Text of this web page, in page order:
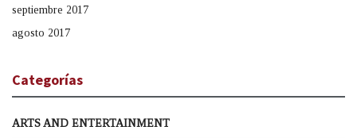
septiembre 2017
agosto 2017
Categorías
ARTS AND ENTERTAINMENT